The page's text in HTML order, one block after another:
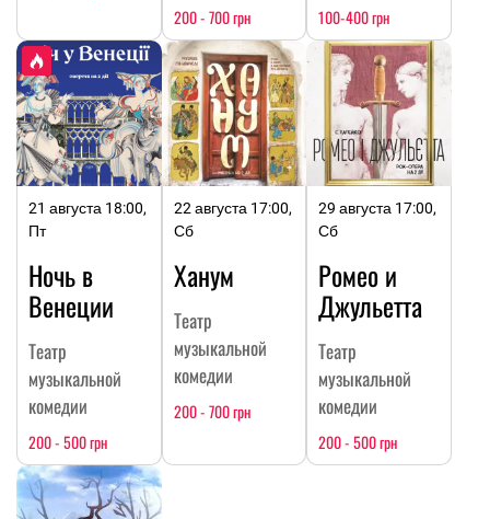
200 - 700 грн 100-400 грн
21 августа 18:00,
Пт
Ночь в
Венеции
Театр
музыкальной
комедии
200 - 500 грн
22 августа 17:00,
Сб
Ханум
Театр
музыкальной
комедии
200 - 700 грн
29 августа 17:00,
Сб
Ромео и
Джульетта
Театр
музыкальной
комедии
200 - 500 грн